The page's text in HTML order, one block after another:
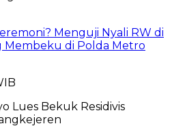
Menguji Nyali RW di
Membeku di Polda Metro